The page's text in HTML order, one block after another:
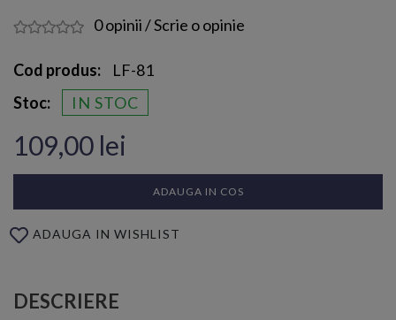
0 opinii/Scrie o opinie
Cod produs:
LF-81
Stoc:
IN STOC
109,00 lei
ADAUGA IN COS
ADAUGA IN WISHLIST
DESCRIERE